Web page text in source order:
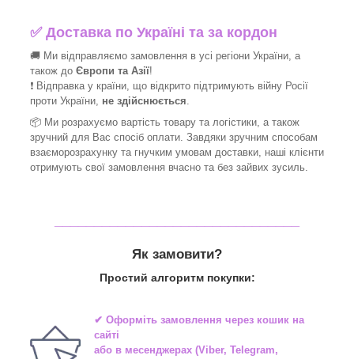
✅Доставка по Україні та за кордон
🚚 Ми відправляємо замовлення в усі регіони України, а
також до Європи та Азії!
❗ Відправка у країни, що відкрито підтримують війну Росії
проти України, не здійснюється
📦 Ми розрахуємо вартість товару та логістики, а також
зручний для Вас спосіб оплати. Завдяки зручним способам
взаєморозрахунку та гнучким умовам доставки, наші клієнти
отримують свої замовлення вчасно та без зайвих зусиль.
Як замовити?
Простий алгоритм покупки:
✔ Оформіть замовлення через кошик на
сайті
або в месенджерах(Viber, Telegram,